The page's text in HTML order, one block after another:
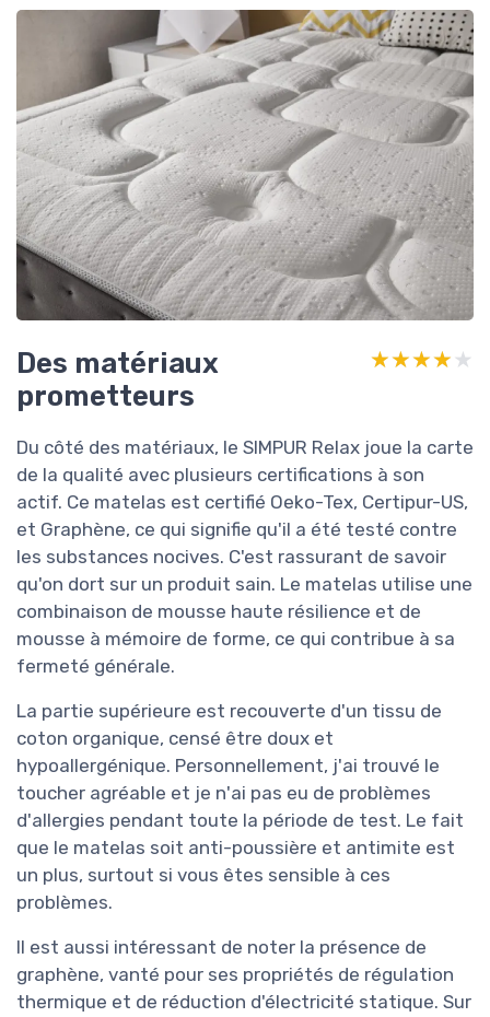
Des matériaux
prometteurs
★★★★★
★★★★★
Du côté des matériaux, le SIMPUR Relax joue la carte
de la qualité avec plusieurs certifications à son
actif. Ce matelas est certifié Oeko-Tex, Certipur-US,
et Graphène, ce qui signifie qu'il a été testé contre
les substances nocives. C'est rassurant de savoir
qu'on dort sur un produit sain. Le matelas utilise une
combinaison de mousse haute résilience et de
mousse à mémoire de forme, ce qui contribue à sa
fermeté générale.
La partie supérieure est recouverte d'un tissu de
coton organique, censé être doux et
hypoallergénique. Personnellement, j'ai trouvé le
toucher agréable et je n'ai pas eu de problèmes
d'allergies pendant toute la période de test. Le fait
que le matelas soit anti-poussière et antimite est
un plus, surtout si vous êtes sensible à ces
problèmes.
Il est aussi intéressant de noter la présence de
graphène, vanté pour ses propriétés de régulation
thermique et de réduction d'électricité statique. Sur